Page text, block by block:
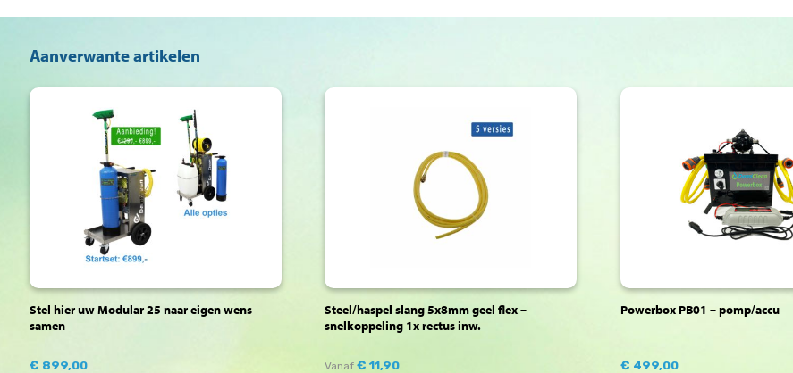
Aanverwante artikelen
Stel hier uw Modular 25 naar eigen wens
samen
€ 899,00
Steel/haspel slang 5x8mm geel flex –
snelkoppeling 1x rectus inw.
Vanaf € 11,90
Powerbox PB01 – pomp/accu
€ 499,00